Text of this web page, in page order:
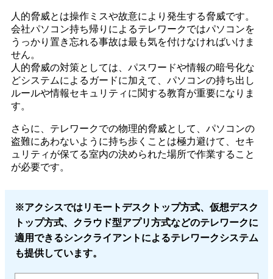
人的脅威とは操作ミスや故意により発生する脅威です。
会社パソコン持ち帰りによるテレワークではパソコンを
うっかり置き忘れる事故は最も気を付けなければいけま
せん。
人的脅威の対策としては、パスワードや情報の暗号化な
どシステムによるガードに加えて、パソコンの持ち出し
ルールや情報セキュリティに関する教育が重要になりま
す。
さらに、テレワークでの物理的脅威として、パソコンの
盗難にあわないように持ち歩くことは極力避けて、セキ
ュリティが保てる室内の決められた場所で作業すること
が必要です。
※アクシスではリモートデスクトップ方式、仮想デスク
トップ方式、クラウド型アプリ方式などのテレワークに
適用できるシンクライアントによるテレワークシステム
も提供しています。